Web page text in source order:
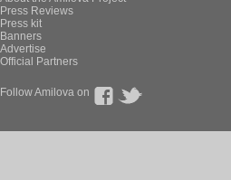
Press Reviews
Press kit
Banners
Advertise
Official Partners
Follow Amilova on